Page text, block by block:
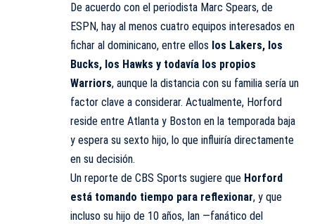
De acuerdo con el periodista Marc Spears, de
ESPN, hay al menos cuatro equipos interesados en
fichar al dominicano, entre ellos los Lakers, los
Bucks, los Hawks y todavía los propios
Warriors, aunque la distancia con su familia sería un
factor clave a considerar. Actualmente, Horford
reside entre Atlanta y Boston en la temporada baja
y espera su sexto hijo, lo que influiría directamente
en su decisión.
Un reporte de CBS Sports sugiere que Horford
está tomando tiempo para reflexionar, y que
incluso su hijo de 10 años, Ian —fanático del